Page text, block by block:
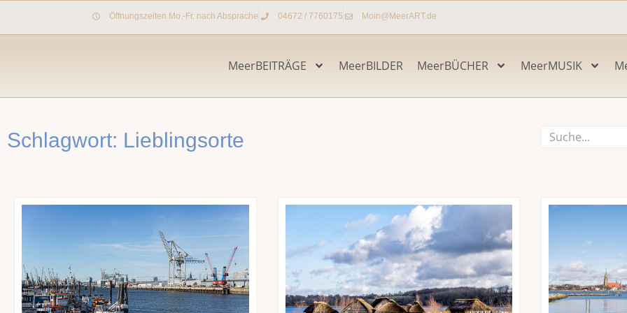
Öffnungszeiten Mo.-Fr. nach Absprache 04672 / 7760175 Moin@MeerART.de
MeerBEITRÄGE MeerBILDER MeerBÜCHER MeerMUSIK
Schlagwort: Lieblingsorte Suche
Seite SeiteSeiteSeiteSeiteSeite Seite